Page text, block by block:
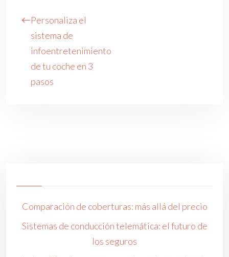
Personaliza el
sistema de
infoentretenimiento
de tu coche en 3
pasos
Comparación de coberturas: más allá del precio
Sistemas de conducción telemática: el futuro de
los seguros